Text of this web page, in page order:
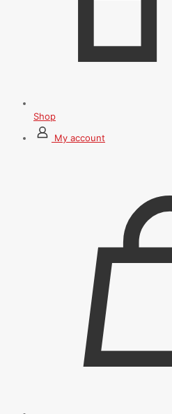
Shop
My account